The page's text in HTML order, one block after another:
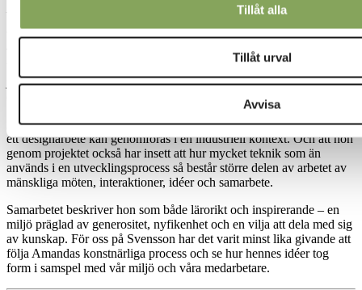
Tillåt alla
Tillåt urval
Avvisa
Tillsammans med Svenssons ingenjörer testades olika varianter av
jacquardvävning med satängbindning, ett val som ger god kontroll
Amanda berättar att projektet har gett henne värdefull inblick i hur
ett designarbete kan genomföras i en industriell kontext. Och att hon
genom projektet också har insett att hur mycket teknik som än
används i en utvecklingsprocess så består större delen av arbetet av
mänskliga möten, interaktioner, idéer och samarbete.
Samarbetet beskriver hon som både lärorikt och inspirerande – en
miljö präglad av generositet, nyfikenhet och en vilja att dela med sig
av kunskap. För oss på Svensson har det varit minst lika givande att
följa Amandas konstnärliga process och se hur hennes idéer tog
form i samspel med vår miljö och våra medarbetare.